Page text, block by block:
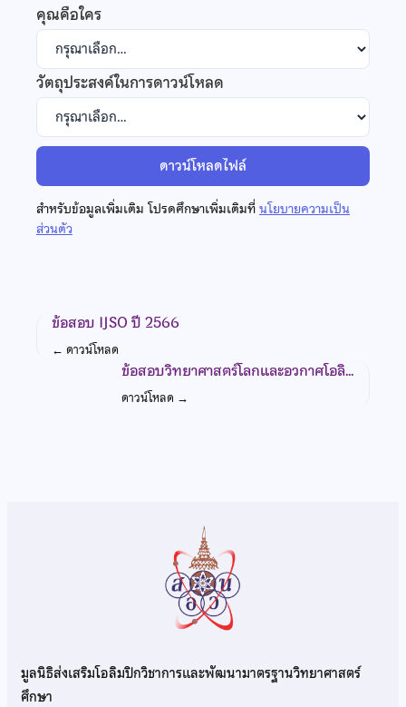
คุณคือใคร
วัตถุประสงค์ในการดาวน์โหลด
ดาวน์โหลดไฟล์
สำหรับข้อมูลเพิ่มเติม โปรดศึกษาเพิ่มเติมที่นโยบายความเป็น
ส่วนตัว
ข้อสอบ IJSO ปี 2566
← ดาวน์โหลด
ข้อสอบวิทยาศาสตร์โลกและอวกาศโอลิ…
ดาวน์โหลด →
มูลนิธิส่งเสริมโอลิมปิกวิชาการและพัฒนามาตรฐานวิทยาศาสตร์
ศึกษา